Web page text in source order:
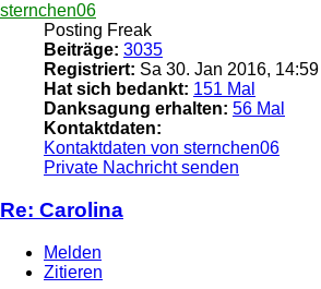
sternchen06
Posting Freak
Beiträge: 3035
Registriert: Sa 30. Jan 2016, 14:59
Hat sich bedankt: 151 Mal
Danksagung erhalten: 56 Mal
Kontaktdaten:
Kontaktdaten von sternchen06
Private Nachricht senden
Re: Carolina
Melden
Zitieren